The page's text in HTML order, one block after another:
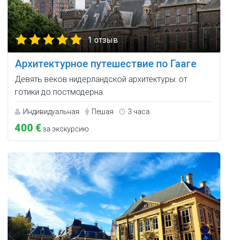
1 отзыв
Архитектурное путешествие по Гааге
Девять веков нидерландской архитектуры: от
готики до постмодерна.
Индивидуальная Пешая 3 часа
400 €за экскурсию